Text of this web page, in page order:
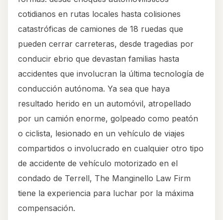
cotidianos en rutas locales hasta colisiones
catastróficas de camiones de 18 ruedas que
pueden cerrar carreteras, desde tragedias por
conducir ebrio que devastan familias hasta
accidentes que involucran la última tecnología de
conducción autónoma. Ya sea que haya
resultado herido en un automóvil, atropellado
por un camión enorme, golpeado como peatón
o ciclista, lesionado en un vehículo de viajes
compartidos o involucrado en cualquier otro tipo
de accidente de vehículo motorizado en el
condado de Terrell, The Manginello Law Firm
tiene la experiencia para luchar por la máxima
compensación.